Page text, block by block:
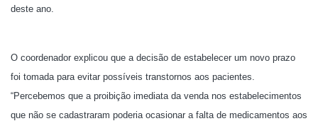
deste ano.
O coordenador explicou que a decisão de estabelecer um novo prazo
foi tomada para evitar possíveis transtornos aos pacientes.
“Percebemos que a proibição imediata da venda nos estabelecimentos
que não se cadastraram poderia ocasionar a falta de medicamentos aos